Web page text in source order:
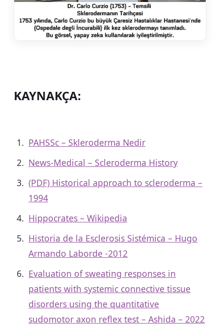
KAYNAKÇA:
PAHSSc – Skleroderma Nedir
News-Medical – Scleroderma History
(PDF) Historical approach to scleroderma –
1994
Hippocrates – Wikipedia
Historia de la Esclerosis Sistémica – Hugo
Armando Laborde -2012
Evaluation of sweating responses in
patients with systemic connective tissue
disorders using the quantitative
sudomotor axon reflex test – Ashida – 2022